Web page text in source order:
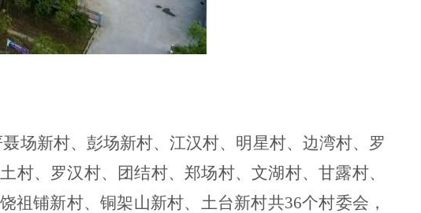
场新村、彭场新村、江汉村、明星村、边湾村、罗
、罗汉村、团结村、郑场村、文湖村、甘露村、
铺新村、铜架山新村、土台新村共36个村委会，